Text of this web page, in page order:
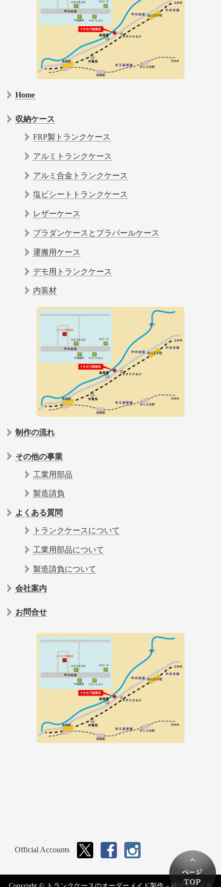
Home
収納ケース
FRP製トランクケース
アルミトランクケース
アルミ合金トランクケース
塩ビシートトランクケース
レザーケース
プラダンケースとプラパールケース
運搬用ケース
デモ用トランクケース
内装材
制作の流れ
その他の事業
工業用部品
製造請負
よくある質問
トランクケースについて
工業用部品について
製造請負について
会社案内
お問合せ
Official Accounts